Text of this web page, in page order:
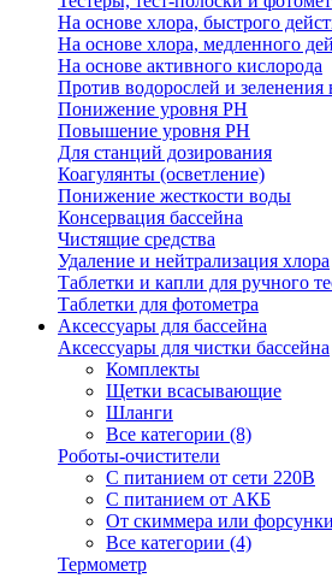
На основе хлора, быстрого
На основе хлора, медленного
На основе активного кислорода
Против водорослей и зеленения
Понижение уровня РН
Повышение уровня РН
Для станций дозирования
Коагулянты (осветление)
Понижение жесткости воды
Консервация бассейна
Чистящие средства
Удаление и нейтрализация хлора
Таблетки и капли для ручного
Таблетки для фотометра
Аксессуары для бассейна
Аксессуары для чистки бассейна
Комплекты
Щетки всасывающие
Шланги
Все категории (8)
Роботы-очистители
С питанием от сети 220В
С питанием от АКБ
От скиммера или форсунки
Все категории (4)
Термометр